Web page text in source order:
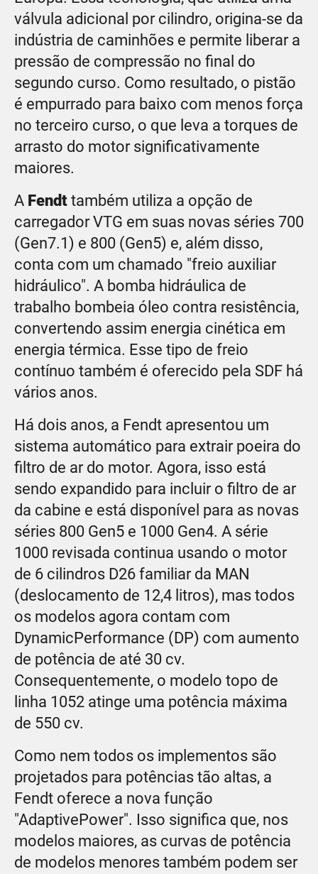
válvula adicional por cilindro, origina-se da
indústria de caminhões e permite liberar a
pressão de compressão no final do
segundo curso. Como resultado, o pistão
é empurrado para baixo com menos força
no terceiro curso, o que leva a torques de
arrasto do motor significativamente
maiores.
A Fendt também utiliza a opção de
carregador VTG em suas novas séries 700
(Gen7.1) e 800 (Gen5) e, além disso,
conta com um chamado "freio auxiliar
hidráulico". A bomba hidráulica de
trabalho bombeia óleo contra resistência,
convertendo assim energia cinética em
energia térmica. Esse tipo de freio
contínuo também é oferecido pela SDF há
vários anos.
Há dois anos, a Fendt apresentou um
sistema automático para extrair poeira do
filtro de ar do motor. Agora, isso está
sendo expandido para incluir o filtro de ar
da cabine e está disponível para as novas
séries 800 Gen5 e 1000 Gen4. A série
1000 revisada continua usando o motor
de 6 cilindros D26 familiar da MAN
(deslocamento de 12,4 litros), mas todos
os modelos agora contam com
DynamicPerformance (DP) com aumento
de potência de até 30 cv.
Consequentemente, o modelo topo de
linha 1052 atinge uma potência máxima
de 550 cv.
Como nem todos os implementos são
projetados para potências tão altas, a
Fendt oferece a nova função
"AdaptivePower". Isso significa que, nos
modelos maiores, as curvas de potência
de modelos menores também podem ser